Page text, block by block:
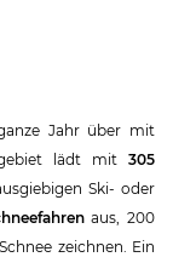
Jahr über mit
lädt mit 305
Ski- oder
aus, 200
zeichnen. Ein